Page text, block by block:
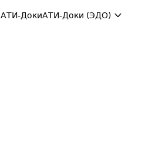
АТИ-ДокиАТИ-Доки (ЭДО)